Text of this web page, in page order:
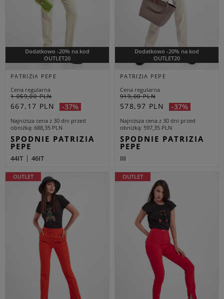
Dodatkowo -20% na kod
OUTLET20
PATRIZIA PEPE
Cena regularna
1 059,00 PLN
667,17 PLN -37%
Najniższa cena z 30 dni przed
obniżką 688,35 PLN
SPODNIE PATRIZIA
PEPE
44IT 46IT
Dodatkowo -20% na kod
OUTLET20
PATRIZIA PEPE
Cena regularna
919,00 PLN
578,97 PLN -37%
Najniższa cena z 30 dni przed
obniżką 597,35 PLN
SPODNIE PATRIZIA
PEPE
III
OUTLET OUTLET